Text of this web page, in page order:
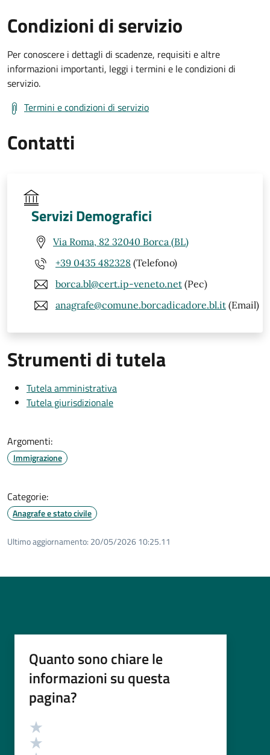
Condizioni di servizio
Per conoscere i dettagli di scadenze, requisiti e altre
informazioni importanti, leggi i termini e le condizioni di
servizio.
Termini e condizioni di servizio
Contatti
Servizi Demografici
Via Roma, 82 32040 Borca (BL)
+39 0435 482328 (Telefono)
borca.bl@cert.ip-veneto.net (Pec)
anagrafe@comune.borcadicadore.bl.it (Email)
Strumenti di tutela
Tutela amministrativa
Tutela giurisdizionale
Argomenti:
Immigrazione
Categorie:
Anagrafe e stato civile
Ultimo aggiornamento: 20/05/2026 10:25.11
Quanto sono chiare le
informazioni su questa
pagina?
Valutazione